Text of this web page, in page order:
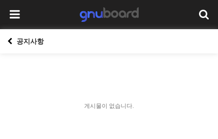
공지사항
게시물이 없습니다.